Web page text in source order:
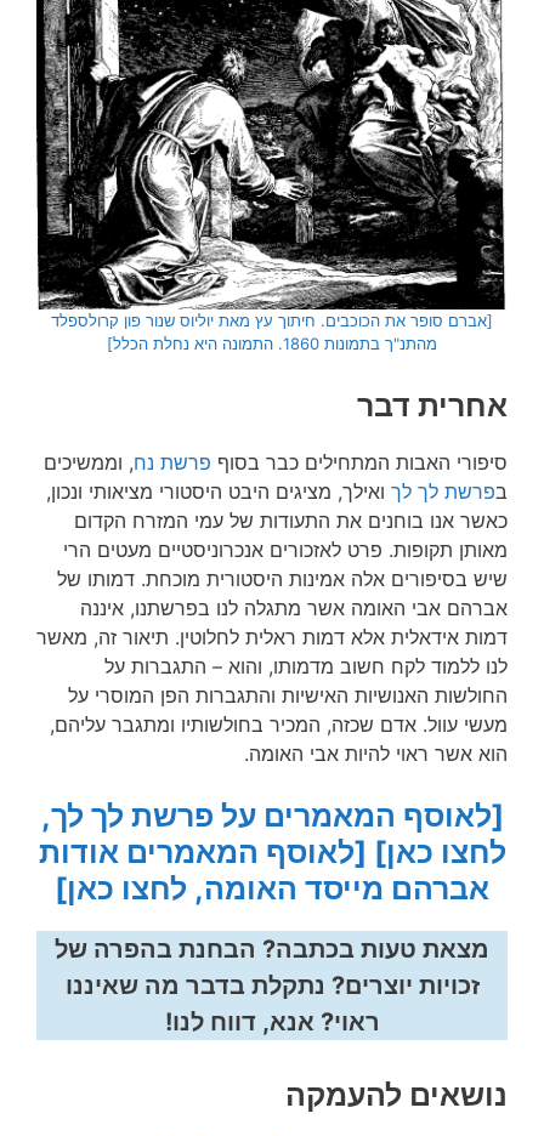
[אברם סופר את הכוכבים. חיתוך עץ מאת יוליוס שנור פון קרולספלד
מהתנ"ך בתמונות 1860. התמונה היא נחלת הכלל]
אחרית דבר
סיפורי האבות המתחילים כבר בסוף פרשת נח, וממשיכים
בפרשת לך לך ואילך, מציגים היבט היסטורי מציאותי ונכון,
כאשר אנו בוחנים את התעודות של עמי המזרח הקדום
מאותן תקופות. פרט לאזכורים אנכרוניסטיים מעטים הרי
שיש בסיפורים אלה אמינות היסטורית מוכחת. דמותו של
אברהם אבי האומה אשר מתגלה לנו בפרשתנו, איננה
דמות אידאלית אלא דמות ראלית לחלוטין. תיאור זה, מאשר
לנו ללמוד לקח חשוב מדמותו, והוא – התגברות על
החולשות האנושיות האישיות והתגברות הפן המוסרי על
מעשי עוול. אדם שכזה, המכיר בחולשותיו ומתגבר עליהם,
הוא אשר ראוי להיות אבי האומה.
[לאוסף המאמרים על פרשת לך לך,
לחצו כאן] [לאוסף המאמרים אודות
אברהם מייסד האומה, לחצו כאן]
מצאת טעות בכתבה? הבחנת בהפרה של
זכויות יוצרים? נתקלת בדבר מה שאיננו
ראוי? אנא, דווח לנו!
נושאים להעמקה